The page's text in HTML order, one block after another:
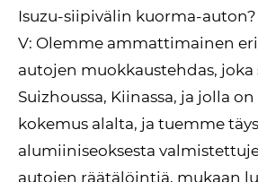
Isuzu-siipivälin kuorma-auton?
V: Olemme ammattimainen
autojen muokkaustehdas, joka
Suizhoussa, Kiinassa, ja jolla on
kokemus alalta, ja tuemme
alumiiniseoksesta
autojen räätälöintiä, mukaan